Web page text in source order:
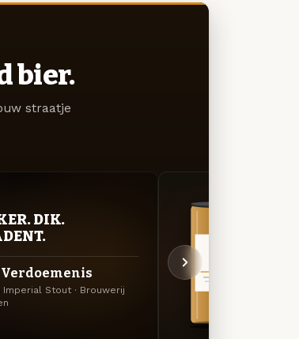
bier.
straatje
DIK.
Verdoemenis
Imperial Stout · Brouwerij